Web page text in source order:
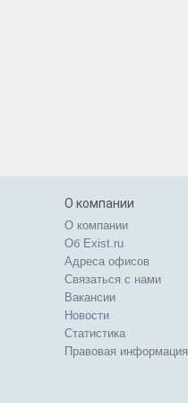
О компании
О компании
Об Exist.ru
Адреса офисов
Связаться с нами
Вакансии
Новости
Статистика
Правовая информация